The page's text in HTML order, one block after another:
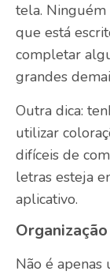
tela.
que está
completar
grandes
Outra dica:
utilizar
difíceis de
letras esteja
aplicativo.
Organização
Não é